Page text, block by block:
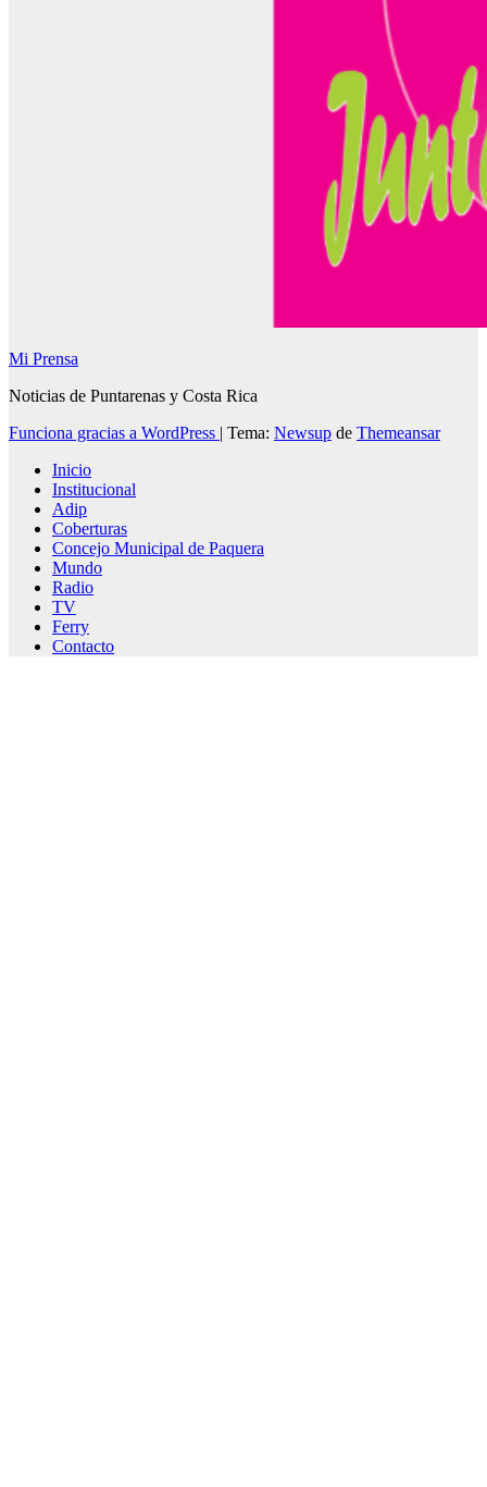
Mi Prensa
Noticias de Puntarenas y Costa Rica
Funciona gracias a WordPress | Tema: Newsup de Themeansar
Inicio
Institucional
Adip
Coberturas
Concejo Municipal de Paquera
Mundo
Radio
TV
Ferry
Contacto